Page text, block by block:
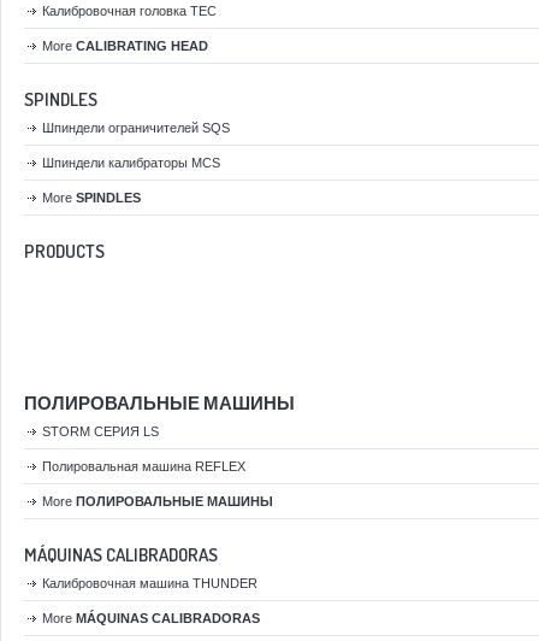
Калибровочная головка TEC
More CALIBRATING HEAD
SPINDLES
Шпиндели ограничителей SQS
Шпиндели калибраторы MCS
More SPINDLES
PRODUCTS
ПОЛИРОВАЛЬНЫЕ МАШИНЫ
STORM СЕРИЯ LS
Полировальная машина REFLEX
More ПОЛИРОВАЛЬНЫЕ МАШИНЫ
MÁQUINAS CALIBRADORAS
Калибровочная машина THUNDER
More MÁQUINAS CALIBRADORAS